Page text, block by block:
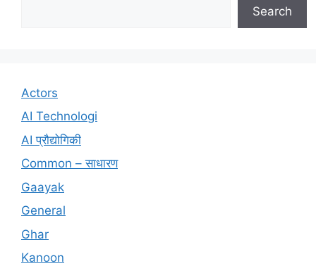
Search
Actors
AI Technologi
AI प्रौद्योगिकी
Common – साधारण
Gaayak
General
Ghar
Kanoon